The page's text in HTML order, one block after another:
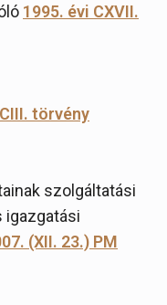
1995. évi CXVII.
törvény
szolgáltatási
igazgatási
(XII. 23.) PM